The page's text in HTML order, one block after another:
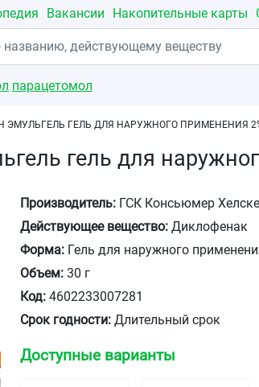
Вакансии Накопительные карты
парацетомол
ЭМУЛЬГЕЛЬ ГЕЛЬ ДЛЯ НАРУЖНОГО ПРИМЕНЕНИЯ
гель для
Производитель: ГСК Консьюмер
Действующее вещество: Диклофенак
Форма: Гель для наружного
Объем: 30 г
Код: 4602233007281
Срок годности: Длительный срок
Доступные варианты